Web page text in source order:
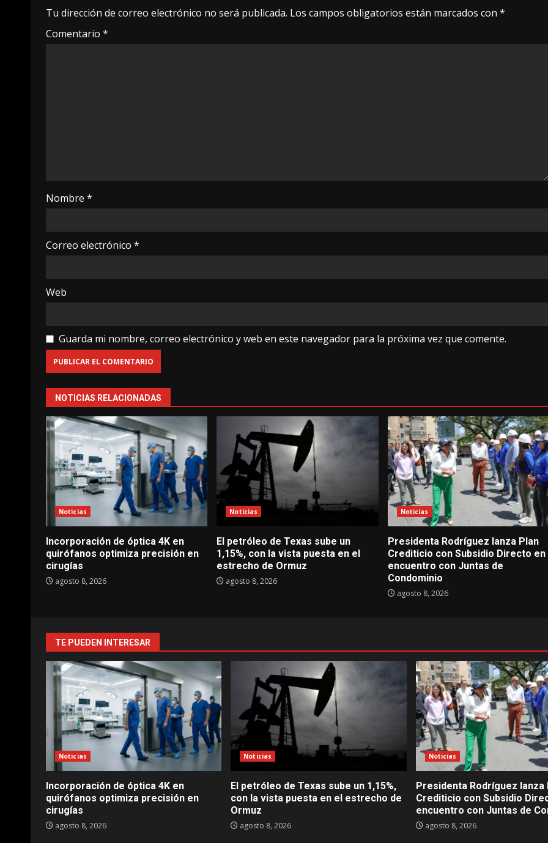
Tu dirección de correo electrónico no será publicada. Los campos obligatorios están marcados con *
Comentario *
Nombre *
Correo electrónico *
Web
Guarda mi nombre, correo electrónico y web en este navegador para la próxima vez que comente.
NOTICIAS RELACIONADAS
Noticias
Incorporación de óptica 4K en
quirófanos optimiza precisión en
cirugías
agosto 8, 2026
Noticias
El petróleo de Texas sube un
1,15%, con la vista puesta en el
estrecho de Ormuz
agosto 8, 2026
Noticias
Presidenta Rodríguez lanza Plan
Crediticio con Subsidio Directo en
encuentro con Juntas de
Condominio
agosto 8, 2026
TE PUEDEN INTERESAR
Noticias
Incorporación de óptica 4K en
quirófanos optimiza precisión en
cirugías
agosto 8, 2026
Noticias
El petróleo de Texas sube un 1,15%,
con la vista puesta en el estrecho de
Ormuz
agosto 8, 2026
Noticias
Presidenta Rodríguez lanza
Crediticio con Subsidio
encuentro con Juntas de
agosto 8, 2026